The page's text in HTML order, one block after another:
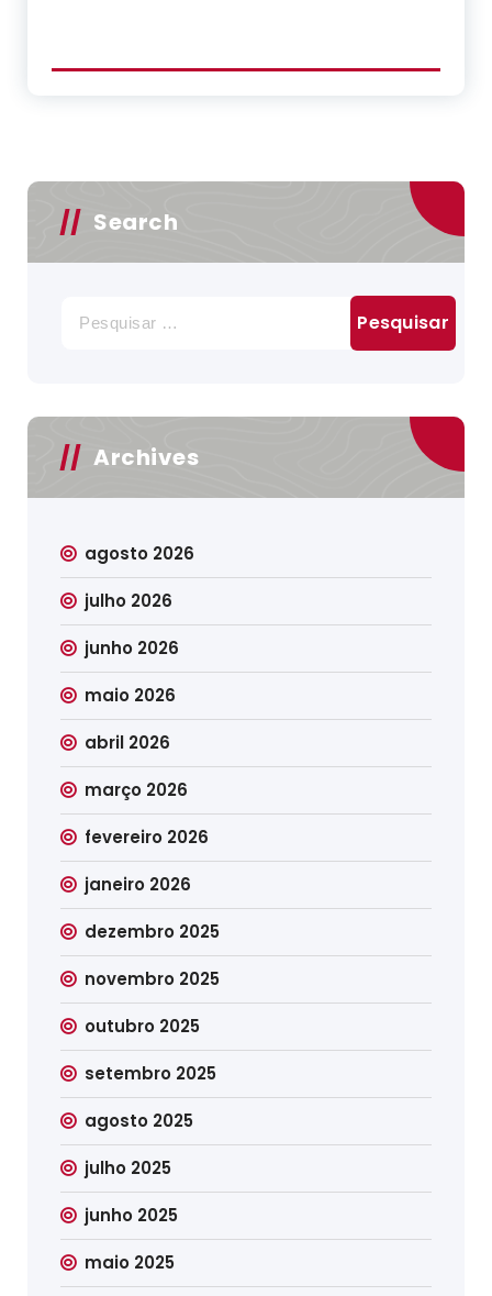
Search
por:
Archives
agosto 2026
julho 2026
junho 2026
maio 2026
abril 2026
março 2026
fevereiro 2026
janeiro 2026
dezembro 2025
novembro 2025
outubro 2025
setembro 2025
agosto 2025
julho 2025
junho 2025
maio 2025